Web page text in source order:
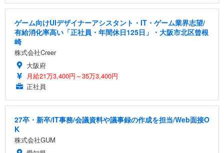
ゲーム向けUIデザイナーアシスタント・IT・ゲーム業界志望/
有給消化率高い「正社員・年間休日125日」・大阪市北区曾根
崎
株式会社Creer
大阪府
月給21万3,400円～35万3,400円
正社員
27卒・新卒/IT事務/会議資料や議事録の作成を担当/Web面接O
K
株式会社GUM